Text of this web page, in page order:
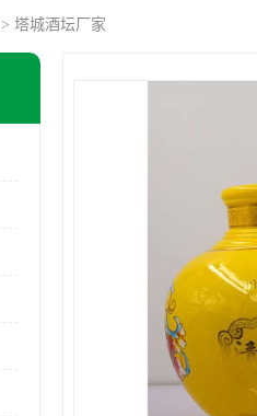
> 塔城酒坛厂家